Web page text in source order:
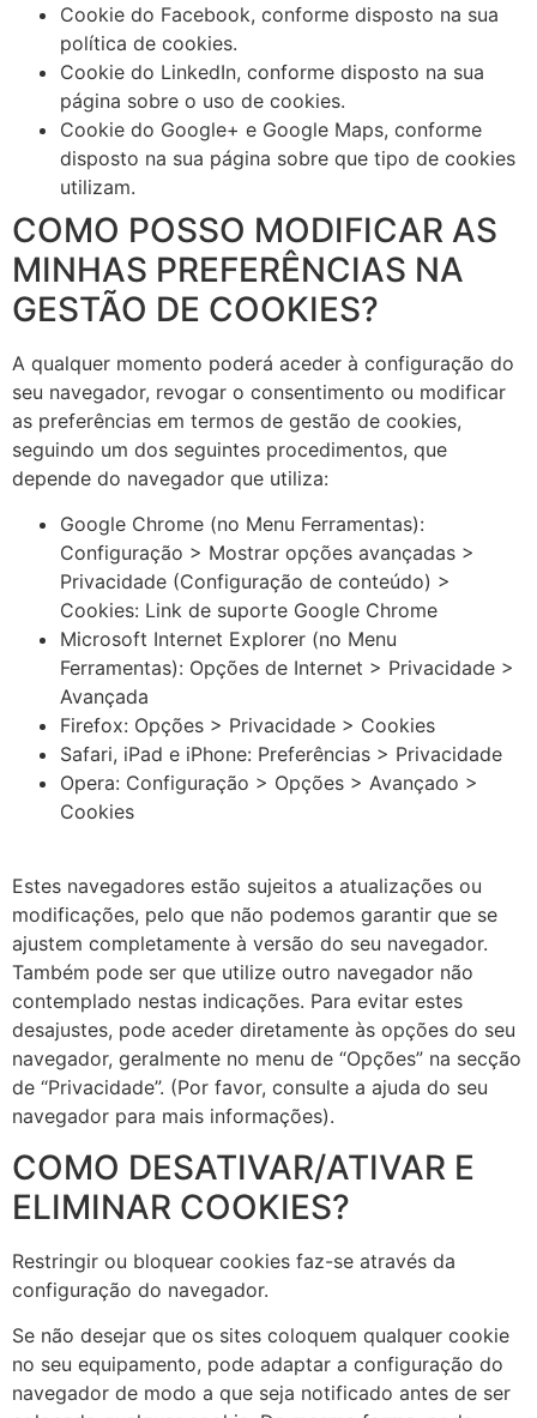
Cookie do Facebook, conforme disposto na sua
política de cookies.
Cookie do LinkedIn, conforme disposto na sua
página sobre o uso de cookies.
Cookie do Google+ e Google Maps, conforme
disposto na sua página sobre que tipo de cookies
utilizam.
COMO POSSO MODIFICAR AS
MINHAS PREFERÊNCIAS NA
GESTÃO DE COOKIES?
A qualquer momento poderá aceder à configuração do
seu navegador, revogar o consentimento ou modificar
as preferências em termos de gestão de cookies,
seguindo um dos seguintes procedimentos, que
depende do navegador que utiliza:
Google Chrome (no Menu Ferramentas):
Configuração > Mostrar opções avançadas >
Privacidade (Configuração de conteúdo) >
Cookies: Link de suporte Google Chrome
Microsoft Internet Explorer (no Menu
Ferramentas): Opções de Internet > Privacidade >
Avançada
Firefox: Opções > Privacidade > Cookies
Safari, iPad e iPhone: Preferências > Privacidade
Opera: Configuração > Opções > Avançado >
Cookies
Estes navegadores estão sujeitos a atualizações ou
modificações, pelo que não podemos garantir que se
ajustem completamente à versão do seu navegador.
Também pode ser que utilize outro navegador não
contemplado nestas indicações. Para evitar estes
desajustes, pode aceder diretamente às opções do seu
navegador, geralmente no menu de “Opções” na secção
de “Privacidade”. (Por favor, consulte a ajuda do seu
navegador para mais informações).
COMO DESATIVAR/ATIVAR E
ELIMINAR COOKIES?
Restringir ou bloquear cookies faz-se através da
configuração do navegador.
Se não desejar que os sites coloquem qualquer cookie
no seu equipamento, pode adaptar a configuração do
navegador de modo a que seja notificado antes de ser